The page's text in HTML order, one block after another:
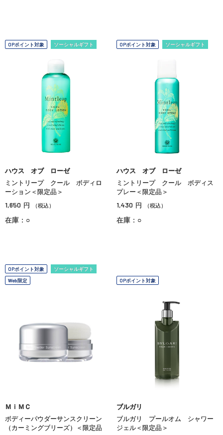
OPポイント対象 ソーシャルギフト
ハウス オブ ローゼ
ミントリープ クール ボディロ
ーション＜限定品＞
1,650 円 （税込）
在庫：○
OPポイント対象 ソーシャルギフト
ハウス オブ ローゼ
ミントリープ クール ボディス
プレー＜限定品＞
1,430 円 （税込）
在庫：○
OPポイント対象
ソーシャルギフト
Web限定
ＭｉＭＣ
ボディーパウダーサンスクリーン
（カーミングブリーズ）＜限定品
OPポイント対象
ブルガリ
ブルガリ プールオム シャワー
ジェル＜限定品＞